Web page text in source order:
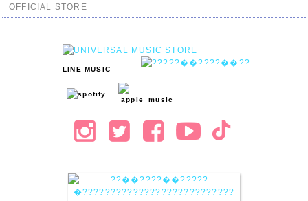
OFFICIAL STORE
LINE MUSIC